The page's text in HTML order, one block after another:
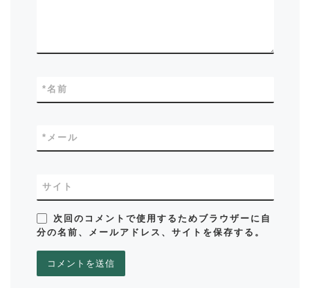
名前
*
メール
*
サイト
次回のコメントで使用するためブラウザーに自
分の名前、メールアドレス、サイトを保存する。